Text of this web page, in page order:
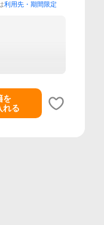
利用先・期間限定
を
れる